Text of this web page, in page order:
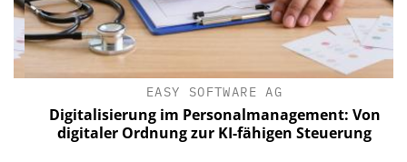
EASY SOFTWARE AG
Digitalisierung im Personalmanagement: Von
digitaler Ordnung zur KI-fähigen Steuerung